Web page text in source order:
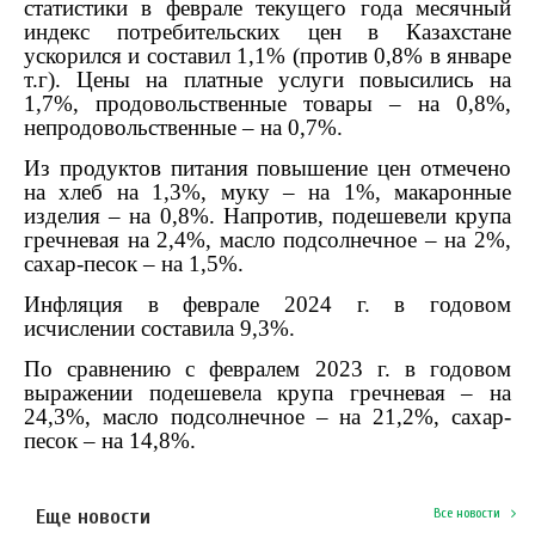
статистики в феврале текущего года месячный
индекс потребительских цен в Казахстане
ускорился и составил 1,1% (против 0,8% в январе
т.г). Цены на платные услуги повысились на
1,7%, продовольственные товары – на 0,8%,
непродовольственные – на 0,7%.
Из продуктов питания повышение цен отмечено
на хлеб на 1,3%, муку – на 1%, макаронные
изделия – на 0,8%. Напротив, подешевели крупа
гречневая на 2,4%, масло подсолнечное – на 2%,
сахар-песок – на 1,5%.
Инфляция в феврале 2024 г. в годовом
исчислении составила 9,3%.
По сравнению с февралем 2023 г. в годовом
выражении подешевела крупа гречневая – на
24,3%, масло подсолнечное – на 21,2%, сахар-
песок – на 14,8%.
Еще новости Все новости